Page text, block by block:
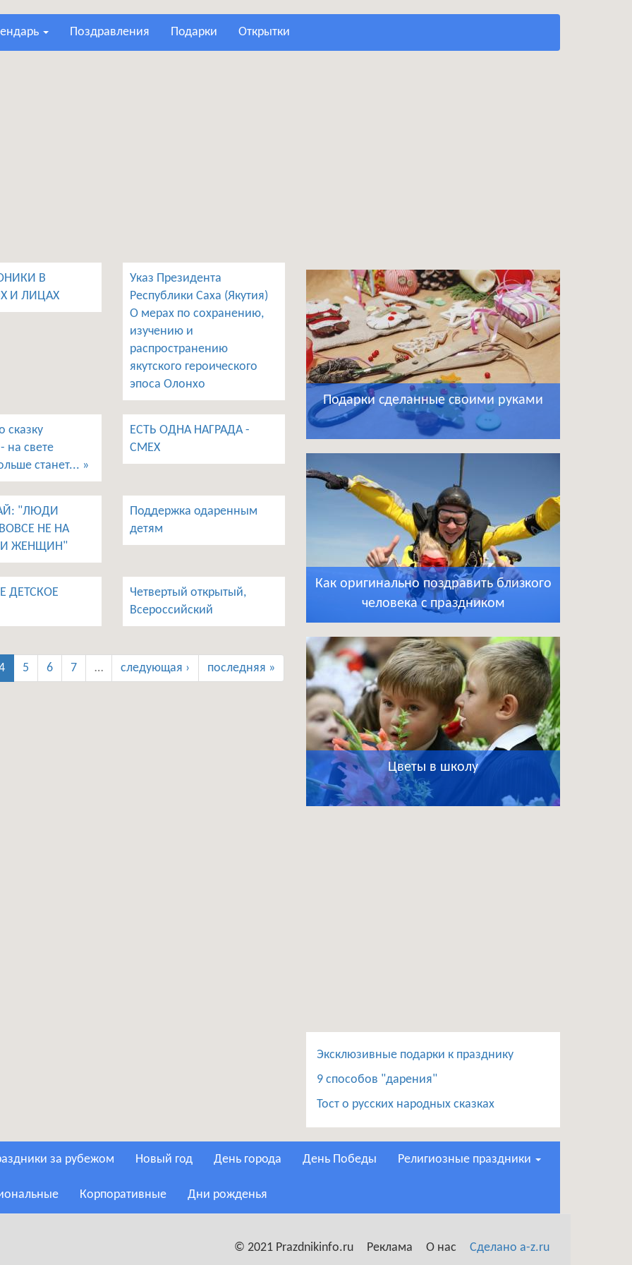
поздравления подарки открытки
В
И ЛИЦАХ
Указ Президента
Республики Саха (Якутия)
О мерах по сохранению,
изучению и
распространению
якутского героического
эпоса Олонхо
сказку
на свете
станет... »
ЕСТЬ ОДНА НАГРАДА -
СМЕХ
"ЛЮДИ
НЕ НА
ЖЕНЩИН"
Поддержка одаренным
детям
ДЕТСКОЕ
Четвертый открытый,
Всероссийский
5 6 7 … следующая › последняя »
Подарки сделанные своими руками
Как оригинально поздравить близкого
человека с праздником
Цветы в школу
Эксклюзивные подарки к празднику
9 способов "дарения"
Тост о русских народных сказках
за рубежом Новый год День города День Победы Религиозные праздники
Корпоративные Дни рожденья
© 2021 Prazdnikinfo.ru Реклама О нас Сделано a-z.ru